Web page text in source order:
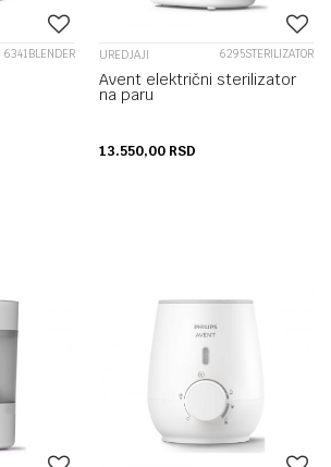
6341BLENDER UREDJAJI 6295STERILIZATOR
Avent električni sterilizator
na paru
13.550,00 RSD